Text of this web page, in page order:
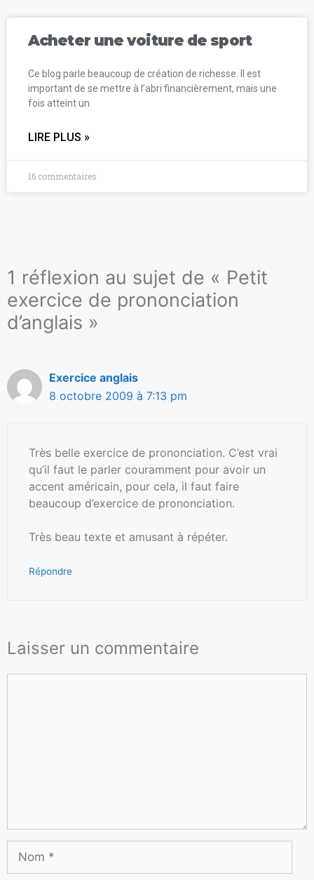
Acheter une voiture de sport
Ce blog parle beaucoup de création de richesse. Il est
important de se mettre à l’abri financièrement, mais une
fois atteint un
LIRE PLUS »
16 commentaires
1 réflexion au sujet de « Petit
exercice de prononciation
d’anglais »
Exercice anglais
8 octobre 2009 à 7:13 pm
Très belle exercice de prononciation. C’est vrai
qu’il faut le parler couramment pour avoir un
accent américain, pour cela, il faut faire
beaucoup d’exercice de prononciation.
Très beau texte et amusant à répéter.
Répondre
Laisser un commentaire